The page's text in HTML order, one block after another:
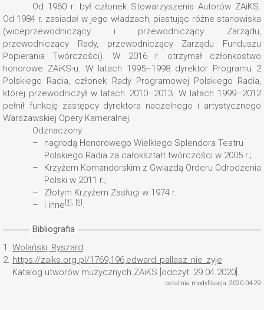
Od 1960 r. był członek Stowarzyszenia Autorów ZAiKS.
Od 1984 r. zasiadał w jego władzach, piastując różne stanowiska
(wiceprzewodniczący i przewodniczący Zarządu,
przewodniczący Rady, przewodniczący Zarządu Funduszu
Popierania Twórczości). W 2016 r. otrzymał członkostwo
honorowe ZAiKS-u. W latach 1995–1998 dyrektor Programu 2
Polskiego Radia, członek Rady Programowej Polskiego Radia,
której przewodniczył w latach 2010–2013. W latach 1999–2012
pełnił funkcję zastępcy dyrektora naczelnego i artystycznego
Warszawskiej Opery Kameralnej.
Odznaczony:
nagrodą Honorowego Wielkiego Splendora Teatru
Polskiego Radia za całokształt twórczości w 2005 r.;
Krzyżem Komandorskim z Gwiazdą Orderu Odrodzenia
Polski w 2011 r.;
Złotym Krzyżem Zasługi w 1974 r.
i inne [1] , [2] .
Bibliografia
1. Wolański, Ryszard
2. https://zaiks.org.pl/1769,196,edward_pallasz_nie_zyje
Katalog utworów muzycznych ZAiKS [odczyt: 29.04.2020].
ostatnia modyfikacja: 2020-04-29